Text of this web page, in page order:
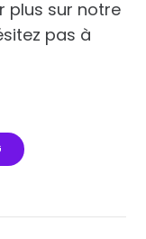
plus sur notre
pas à